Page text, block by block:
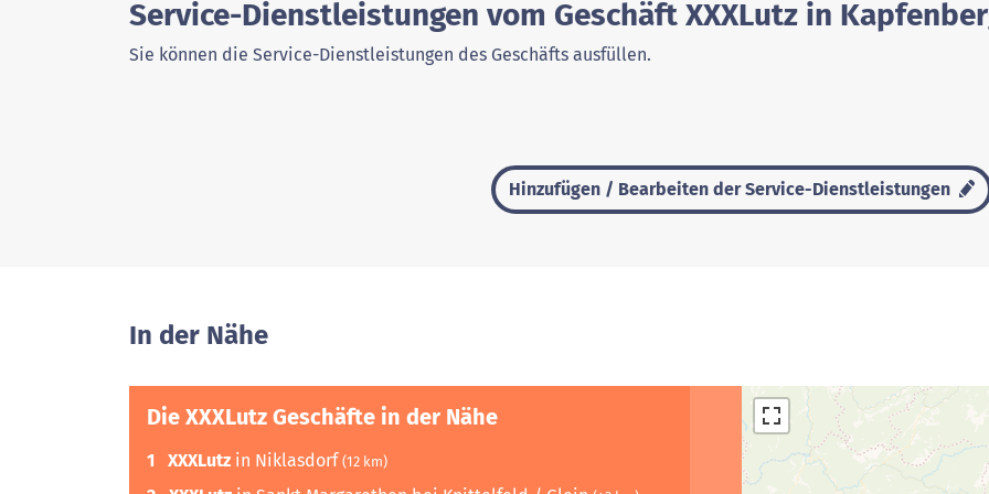
Service-Dienstleistungen vom Geschäft XXXLutz in
Sie können die Service-Dienstleistungen des Geschäfts ausfüllen.
Hinzufügen / Bearbeiten der Service-Dienstleistungen
In der Nähe
Die XXXLutz Geschäfte in der Nähe
1 XXXLutz in Niklasdorf (12 km)